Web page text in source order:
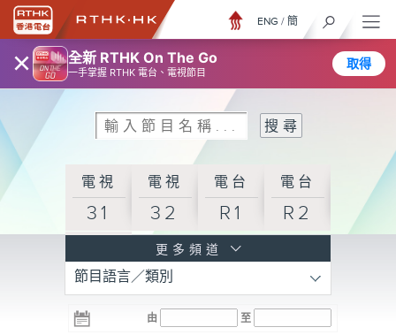
× 全新 RTHK On The Go
一手掌握 RTHK 電台、電視節目
取得
ENG / 簡
電視
31
電視
32
電台
R1
電台
R2
R3
電台 電台 電台
更多頻道
節目語言／類別
由 至